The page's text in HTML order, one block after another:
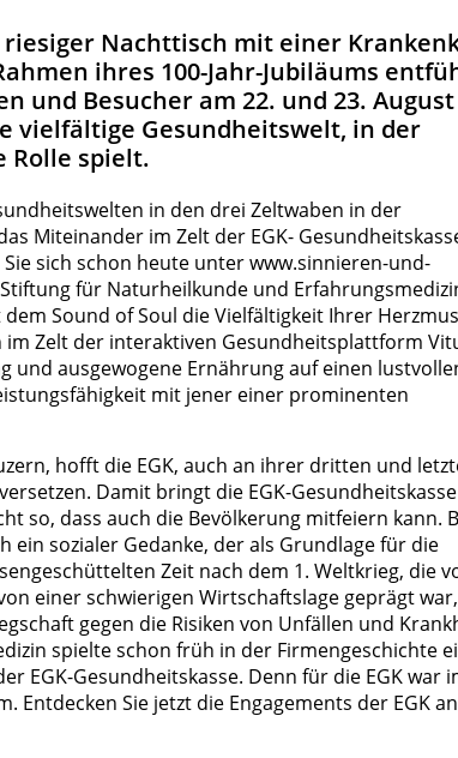
riesiger Nachttisch mit einer
ihres 100-Jahr-Jubiläums
und Besucher am 22. und 23. August
vielfältige Gesundheitswelt, in der
Rolle spielt.
in den drei Zeltwaben in der
Miteinander im Zelt der EGK-
sich schon heute unterwww.sinnieren-und-
für Naturheilkunde und
Sound of Soul die Vielfältigkeit Ihrer
im Zelt der interaktiven Gesundheitsplattform
und ausgewogene Ernährung auf einen
mit jener einer prominenten
hofft die EGK, auch an ihrer dritten und
Damit bringt die EGK-
so, dass auch die Bevölkerung mitfeiern kann.
ein sozialer Gedanke, der als Grundlage für die
Zeit nach dem 1. Weltkrieg, die
einer schwierigen Wirtschaftslage geprägt war,
gegen die Risiken von Unfällen und
spielte schon früh in der Firmengeschichte
EGK-Gesundheitskasse. Denn für die EGK war
Entdecken Sie jetzt die Engagements der EGK